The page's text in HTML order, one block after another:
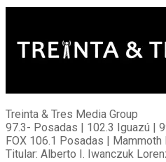
Treinta & Tres Media Group
97.3- Posadas | 102.3 Iguazú |
FOX 106.1 Posadas |
Titular: Alberto I. Iwanczuk